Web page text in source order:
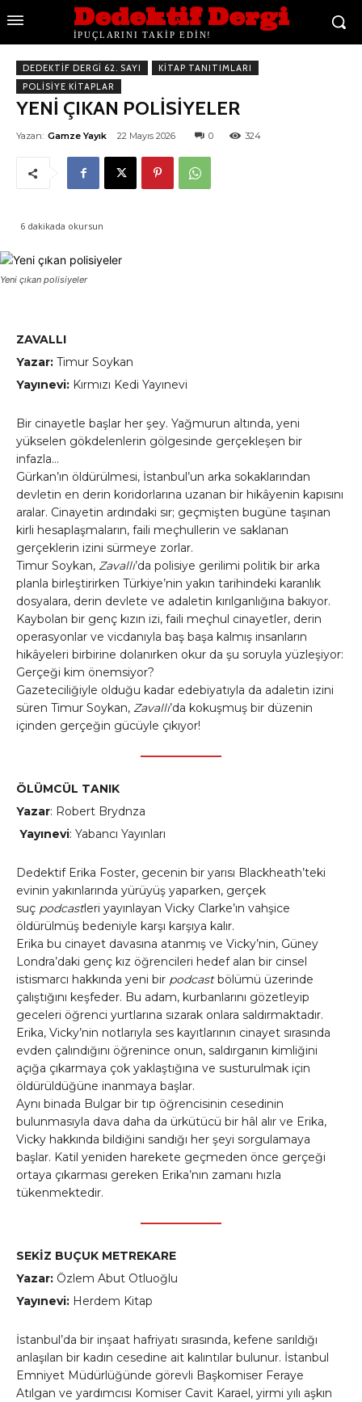
Dedektif Dergi
İPUÇLARINI TAKİP EDİN!
DEDEKTIF DERGI 62. SAYI
KITAP TANITIMLARI
POLISIYE KITAPLAR
YENİ ÇIKAN POLİSİYELER
Yazan: Gamze Yayık 22 Mayıs 2026 0 324
6 dakikada okursun
Yeni çıkan polisiyeler
ZAVALLI
Yazar: Timur Soykan
Yayınevi: Kırmızı Kedi Yayınevi
Bir cinayetle başlar her şey. Yağmurun altında, yeni
yükselen gökdelenlerin gölgesinde gerçekleşen bir
infazla…
Gürkan’ın öldürülmesi, İstanbul’un arka sokaklarından
devletin en derin koridorlarına uzanan bir hikâyenin kapısını
aralar. Cinayetin ardındaki sır; geçmişten bugüne taşınan
kirli hesaplaşmaların, faili meçhullerin ve saklanan
gerçeklerin izini sürmeye zorlar.
Timur Soykan, Zavallı’da polisiye gerilimi politik bir arka
planla birleştirirken Türkiye’nin yakın tarihindeki karanlık
dosyalara, derin devlete ve adaletin kırılganlığına bakıyor.
Kaybolan bir genç kızın izi, faili meçhul cinayetler, derin
operasyonlar ve vicdanıyla baş başa kalmış insanların
hikâyeleri birbirine dolanırken okur da şu soruyla yüzleşiyor:
Gerçeği kim önemsiyor?
Gazeteciliğiyle olduğu kadar edebiyatıyla da adaletin izini
süren Timur Soykan, Zavallı’da kokuşmuş bir düzenin
içinden gerçeğin gücüyle çıkıyor!
ÖLÜMCÜL TANIK
Yazar: Robert Brydnza
Yayınevi: Yabancı Yayınları
Dedektif Erika Foster, gecenin bir yarısı Blackheath’teki
evinin yakınlarında yürüyüş yaparken, gerçek
suç podcastleri yayınlayan Vicky Clarke’ın vahşice
öldürülmüş bedeniyle karşı karşıya kalır.
Erika bu cinayet davasına atanmış ve Vicky’nin, Güney
Londra’daki genç kız öğrencileri hedef alan bir cinsel
istismarcı hakkında yeni bir podcastbölümü üzerinde
çalıştığını keşfeder. Bu adam, kurbanlarını gözetleyip
geceleri öğrenci yurtlarına sızarak onlara saldırmaktadır.
Erika, Vicky’nin notlarıyla ses kayıtlarının cinayet sırasında
evden çalındığını öğrenince onun, saldırganın kimliğini
açığa çıkarmaya çok yaklaştığına ve susturulmak için
öldürüldüğüne inanmaya başlar.
Aynı binada Bulgar bir tıp öğrencisinin cesedinin
bulunmasıyla dava daha da ürkütücü bir hâl alır ve Erika,
Vicky hakkında bildiğini sandığı her şeyi sorgulamaya
başlar. Katil yeniden harekete geçmeden önce gerçeği
ortaya çıkarması gereken Erika’nın zamanı hızla
tükenmektedir.
SEKİZ BUÇUK METREKARE
Yazar: Özlem Abut Otluoğlu
Yayınevi: Herdem Kitap
İstanbul’da bir inşaat hafriyatı sırasında, kefene sarıldığı
anlaşılan bir kadın cesedine ait kalıntılar bulunur. İstanbul
Emniyet Müdürlüğünde görevli Başkomiser Feraye
Atılgan ve yardımcısı Komiser Cavit Karael, yirmi yılı aşkın